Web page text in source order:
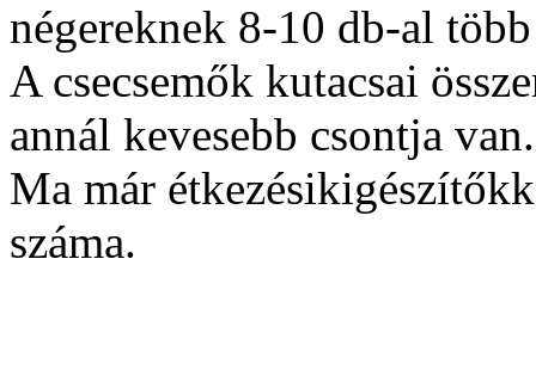
négereknek 8-10 db-al
A csecsemők kutacsai
annál kevesebb csontja van.
Ma már
száma.